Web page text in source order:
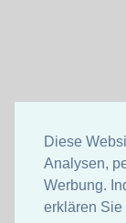
Diese
Analysen,
Werbung.
erklären Sie